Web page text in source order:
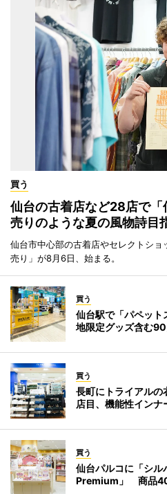
買う
仙台の古着店など28店で
売りのような夏の風物詩目
仙台市中心部の古着店やセレクトシ
売り」が8月6日、始まる。
買う
仙台駅で「パペッ
地限定グッズ含む
買う
長町にトライアル
店目、機能性インナ
買う
仙台パルコに「シル
Premium」 商品